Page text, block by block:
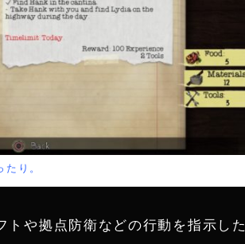
り。
や拠点防衛などの行動を指示した